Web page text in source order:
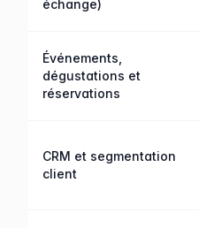
échange)
Événements,
dégustations et
réservations
CRM et segmentation
client